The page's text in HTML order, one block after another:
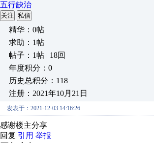
五行缺治
关注 私信
精华：0帖
求助：1帖
帖子：1帖 | 18回
年度积分：0
历史总积分：118
注册：2021年10月21日
发表于：2021-12-03 14:16:26
感谢楼主分享
回复 引用 举报